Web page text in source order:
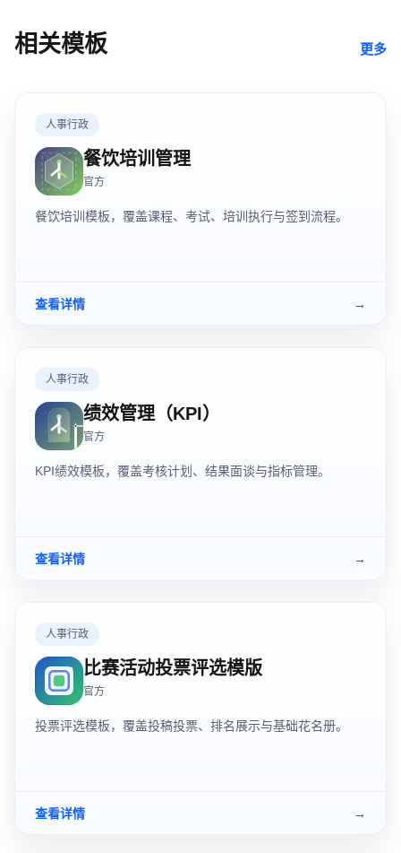
相关模板 更多
人事行政
餐饮培训管理
官方
餐饮培训模板，覆盖课程、考试、培训执行与签到流程。
查看详情 →
人事行政
绩效管理（KPI）
官方
KPI绩效模板，覆盖考核计划、结果面谈与指标管理。
查看详情 →
人事行政
比赛活动投票评选模版
官方
投票评选模板，覆盖投稿投票、排名展示与基础花名册。
查看详情 →